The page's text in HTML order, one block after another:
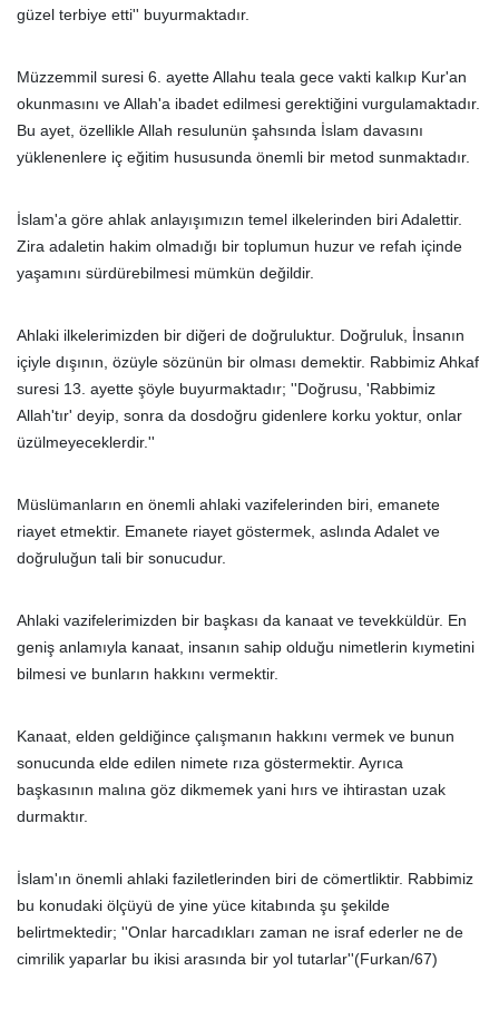
güzel terbiye etti'' buyurmaktadır.
Müzzemmil suresi 6. ayette Allahu teala gece vakti kalkıp Kur'an
okunmasını ve Allah'a ibadet edilmesi gerektiğini vurgulamaktadır.
Bu ayet, özellikle Allah resulunün şahsında İslam davasını
yüklenenlere iç eğitim hususunda önemli bir metod sunmaktadır.
İslam'a göre ahlak anlayışımızın temel ilkelerinden biri Adalettir.
Zira adaletin hakim olmadığı bir toplumun huzur ve refah içinde
yaşamını sürdürebilmesi mümkün değildir.
Ahlaki ilkelerimizden bir diğeri de doğruluktur. Doğruluk, İnsanın
içiyle dışının, özüyle sözünün bir olması demektir. Rabbimiz Ahkaf
suresi 13. ayette şöyle buyurmaktadır; ''Doğrusu, 'Rabbimiz
Allah'tır' deyip, sonra da dosdoğru gidenlere korku yoktur, onlar
üzülmeyeceklerdir.''
Müslümanların en önemli ahlaki vazifelerinden biri, emanete
riayet etmektir. Emanete riayet göstermek, aslında Adalet ve
doğruluğun tali bir sonucudur.
Ahlaki vazifelerimizden bir başkası da kanaat ve tevekküldür. En
geniş anlamıyla kanaat, insanın sahip olduğu nimetlerin kıymetini
bilmesi ve bunların hakkını vermektir.
Kanaat, elden geldiğince çalışmanın hakkını vermek ve bunun
sonucunda elde edilen nimete rıza göstermektir. Ayrıca
başkasının malına göz dikmemek yani hırs ve ihtirastan uzak
durmaktır.
İslam'ın önemli ahlaki faziletlerinden biri de cömertliktir. Rabbimiz
bu konudaki ölçüyü de yine yüce kitabında şu şekilde
belirtmektedir; ''Onlar harcadıkları zaman ne israf ederler ne de
cimrilik yaparlar bu ikisi arasında bir yol tutarlar''(Furkan/67)